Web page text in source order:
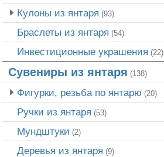
Кулоны из янтаря (93)
Браслеты из янтаря (54)
Инвестиционные украшения (22)
Сувениры из янтаря (138)
Фигурки, резьба по янтарю (20)
Ручки из янтаря (53)
Мундштуки (2)
Деревья из янтаря (9)